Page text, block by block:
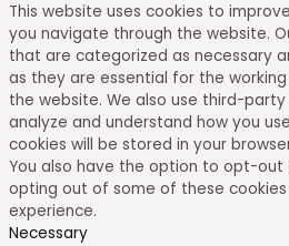
This website uses cookies to
you navigate through the website.
that are categorized as necessary
as they are essential for the
the website. We also use third-
analyze and understand how you
cookies will be stored in your
You also have the option to opt-out
opting out of some of these
experience.
Necessary